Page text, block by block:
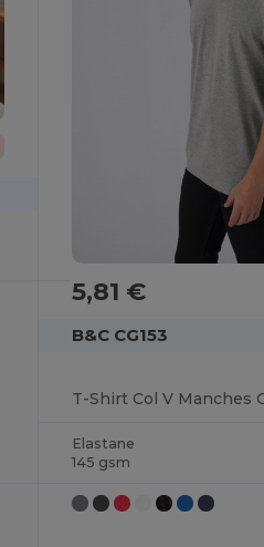
5,81 €
B&C CG153
T-Shirt Col V Manches
Elastane
145 gsm